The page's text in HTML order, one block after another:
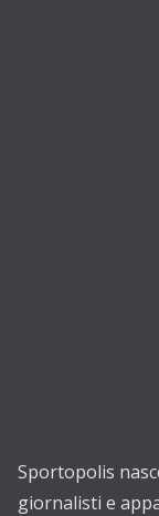
Sportopolis
giornalisti e